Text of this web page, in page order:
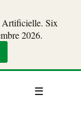
Six
2026.